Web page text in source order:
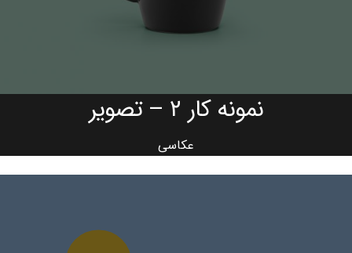
نمونه کار ۲ – تصویر
عکاسی